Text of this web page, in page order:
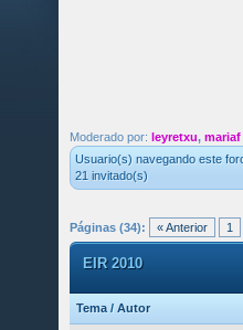
Moderado por: leyretxu, mariaf
Usuario(s) navegando este
21 invitado(s)
Páginas (34): « Anterior 1
EIR 2010
Tema /Autor